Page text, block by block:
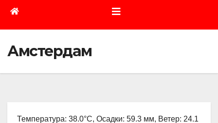
Амстердам
Температура: 38.0°C, Осадки: 59.3 мм, Ветер: 24.1